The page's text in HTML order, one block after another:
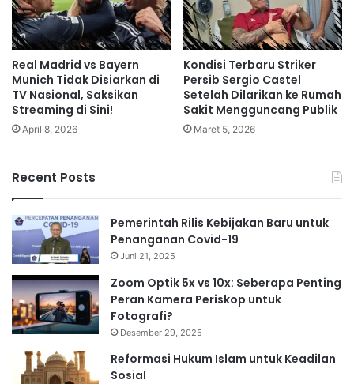
Real Madrid vs Bayern
Munich Tidak Disiarkan di
TV Nasional, Saksikan
Streaming di Sini!
April 8, 2026
Kondisi Terbaru Striker
Persib Sergio Castel
Setelah Dilarikan ke Rumah
Sakit Mengguncang Publik
Maret 5, 2026
Recent Posts
Pemerintah Rilis Kebijakan Baru untuk
Penanganan Covid-19
Juni 21, 2025
Zoom Optik 5x vs 10x: Seberapa Penting
Peran Kamera Periskop untuk
Fotografi?
Desember 29, 2025
Reformasi Hukum Islam untuk Keadilan
Sosial